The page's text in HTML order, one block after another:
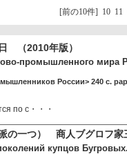
[前の10件] 10 11
（2010年版）
промышленного мира
России> 240 c.
по с・・・
の一つ） 商人ブグロフ家
купцов